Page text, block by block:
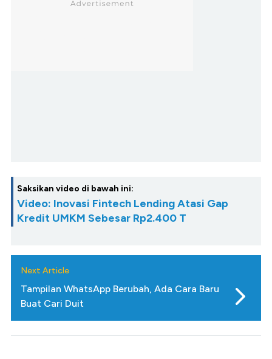
Saksikan video di bawah ini:
Video: Inovasi Fintech Lending Atasi Gap
Kredit UMKM Sebesar Rp2.400 T
Next Article
Tampilan WhatsApp Berubah, Ada Cara Baru
Buat Cari Duit